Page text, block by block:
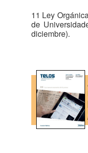
11 Ley
de
diciembre).